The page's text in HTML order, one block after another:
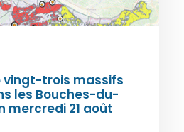
vingt-trois massifs
les Bouches-du-
mercredi 21 août